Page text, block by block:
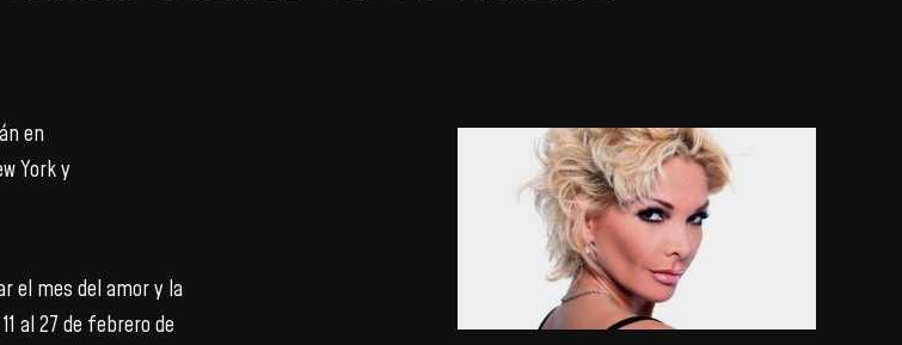
en
York y
el mes del amor y la
al 27 de febrero de